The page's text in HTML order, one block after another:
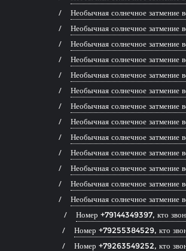
Необычная солнечное затмение
Необычная солнечное затмение
Необычная солнечное затмение
Необычная солнечное затмение
Необычная солнечное затмение
Необычная солнечное затмение
Необычная солнечное затмение
Необычная солнечное затмение
Необычная солнечное затмение
Необычная солнечное затмение
Необычная солнечное затмение
Необычная солнечное затмение
Необычная солнечное затмение
Номер +79144349397, кто
Номер +79255384529, кто
Номер +79263549252, кто